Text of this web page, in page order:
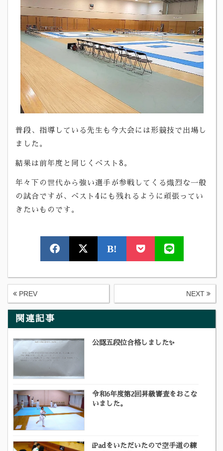
普段、指導している先生も今大会には形競技で出場し
ました。
結果は前年度と同じくベスト8。
年々下の世代から強い選手が参戦してくる熾烈な一般
の試合ですが、ベスト4にも残れるように頑張ってい
きたいものです。
B!
PREV NEXT
関連記事
公認五段位合格しました✨
令和6年度第2回昇級審査をおこな
いました。
iPadをいただいたので空手道の練